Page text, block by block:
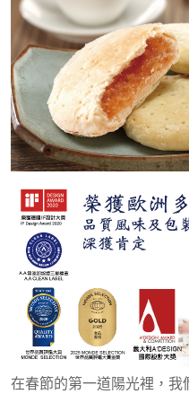
在春節的第一道陽光裡，